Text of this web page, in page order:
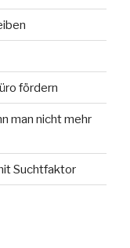
fördern
man nicht mehr
Suchtfaktor